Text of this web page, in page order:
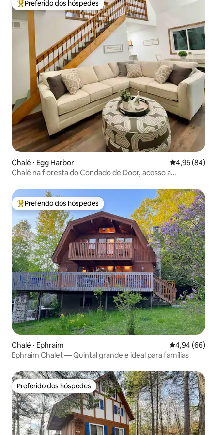
Entre os melhores preferidos dos hóspedes
Preferido dos hóspedes
Chalé ⋅ Egg Harbor 4,95 de uma
4,95 (84)
Chalé na floresta do Condado de Door, acesso a
Entre os melhores preferidos dos hóspedes
Preferido dos hóspedes
Chalé ⋅ Ephraim 4,94 de uma
4,94 (66)
Ephraim Chalet — Quintal grande e ideal para famílias
Preferido dos hóspedes
Preferido dos hóspedes